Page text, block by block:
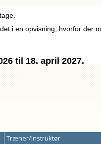
i en opvisning, hvorfor der
til 18. april 2027.
Træner/Instruktør